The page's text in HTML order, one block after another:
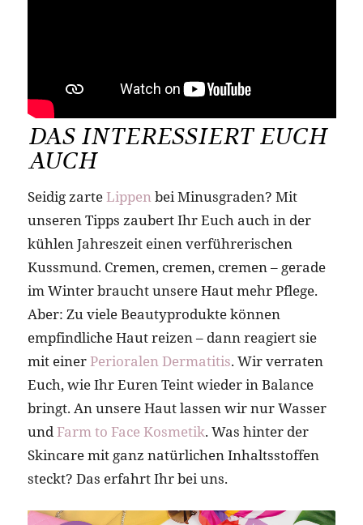
DAS INTERESSIERT EUCH
AUCH
Seidig zarteLippenbei Minusgraden? Mit
unseren Tipps zaubert Ihr Euch auch in der
kühlen Jahreszeit einen verführerischen
Kussmund. Cremen, cremen, cremen – gerade
im Winter braucht unsere Haut mehr Pflege.
Aber: Zu viele Beautyprodukte können
empfindliche Haut reizen – dann reagiert sie
mit einerPerioralen Dermatitis. Wir verraten
Euch, wie Ihr Euren Teint wieder in Balance
bringt. An unsere Haut lassen wir nur Wasser
undFarm to Face Kosmetik. Was hinter der
Skincare mit ganz natürlichen Inhaltsstoffen
steckt? Das erfahrt Ihr bei uns.